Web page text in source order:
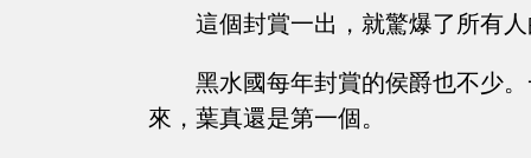
這個封賞一出，就驚爆了所有
黑水國每年封賞的侯爵也不少
來，葉真還是第一個。